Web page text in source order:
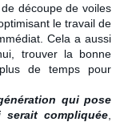
découpe de voiles
le travail de
Cela a aussi
trouver la bonne
de temps pour
qui pose
compliquée